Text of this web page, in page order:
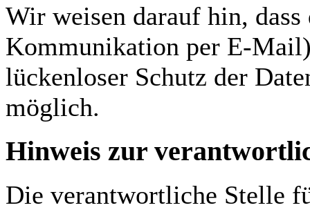
Wir weisen darauf hin,
Kommunikation per E-
lückenloser Schutz der
möglich.
Hinweis zur
Die verantwortliche Stelle